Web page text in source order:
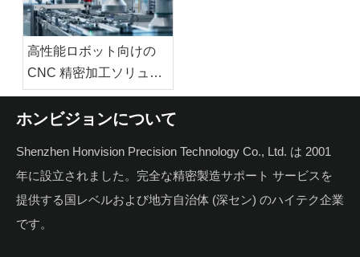
高性能ロボット向けの
CNC 精密加工ソリュー
ション: コアコンポーネ
ント、材料、自動化の価
ホンビジョンについて
Shenzhen Honvision Precision Technology Co., Ltd. は 2001
年に設立されました。完全な精密製造サポート サービスを
提供する国レベルおよび地方自治体 (深セン) のハイテク企業
です。